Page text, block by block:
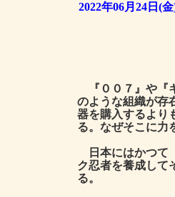
2022年06月24日(
『００７』や『
のような組織が存
器を購入するより
る。なぜそこに力
日本にはかつて
ク忍者を養成して
る。